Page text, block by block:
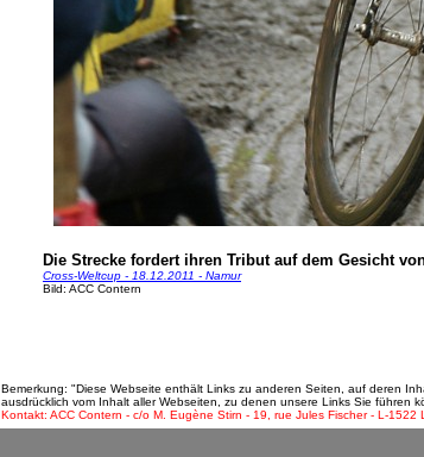
Die Strecke fordert ihren Tribut auf dem Gesicht
Cross-Weltcup - 18.12.2011 - Namur
Bild: ACC Contern
Bemerkung: "Diese Webseite enthält Links zu anderen Seiten, auf deren
ausdrücklich vom Inhalt aller Webseiten, zu denen unsere Links Sie führen
Kontakt: ACC Contern - c/o M. Eugène Stirn - 19, rue Jules Fischer - L-